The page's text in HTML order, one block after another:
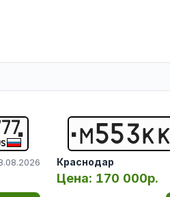
М553К К
Краснодар
Цена: 170 000р.